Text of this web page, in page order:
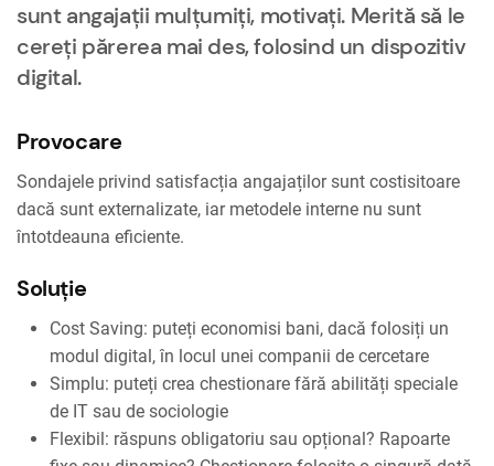
sunt angajații mulțumiți, motivați. Merită să le
cereți părerea mai des, folosind un dispozitiv
digital.
Provocare
Sondajele privind satisfacția angajaților sunt costisitoare
dacă sunt externalizate, iar metodele interne nu sunt
întotdeauna eficiente.
Soluție
Cost Saving: puteți economisi bani, dacă folosiți un
modul digital, în locul unei companii de cercetare
Simplu: puteți crea chestionare fără abilități speciale
de IT sau de sociologie
Flexibil: răspuns obligatoriu sau opțional? Rapoarte